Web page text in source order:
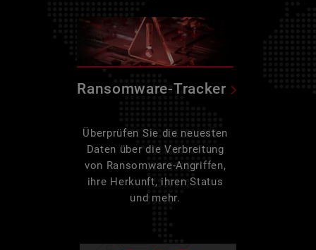
Ransomware-Tracker
Überprüfen Sie die neuesten
Daten über die Verbreitung
von Ransomware-Angriffen,
ihre Herkunft, ihren Status
und mehr.